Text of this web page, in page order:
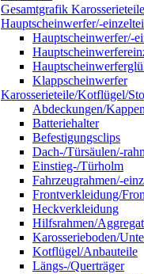
Gesamtgrafik Karosserieteile
Hauptscheinwerfer/-
Hauptscheinwerfer/-
Klappscheinwerfer
Karosserieteile/Kotflügel/
Abdeckungen/Kappen
Batteriehalter
Befestigungsclips
Dach-/Türsäulen/-
Einstieg-/Türholm
Fahrzeugrahmen/-
Frontverkleidung/
Heckverkleidung
Hilfsrahmen/
Karosserieboden/
Kotflügel/Anbauteile
Längs-/Querträger